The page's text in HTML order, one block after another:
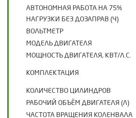
АВТОНОМНАЯ РАБОТА НА 75%
НАГРУЗКИ БЕЗ ДОЗАПРАВ (Ч)
ВОЛЬТМЕТР
МОДЕЛЬ ДВИГАТЕЛЯ
МОЩНОСТЬ ДВИГАТЕЛЯ, КВТ/Л.С.
КОМПЛЕКТАЦИЯ
КОЛИЧЕСТВО ЦИЛИНДРОВ
РАБОЧИЙ ОБЪЁМ ДВИГАТЕЛЯ (Л)
ЧАСТОТА ВРАЩЕНИЯ КОЛЕНВАЛА